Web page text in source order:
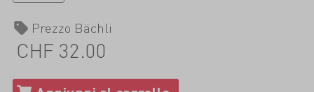
Prezzo Bächli
CHF 32.00